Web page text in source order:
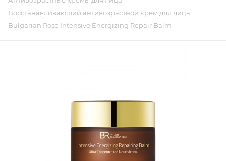
Восстанавливающий антивозрастной крем для лица
Bulgarian Rose Intensive Energizing Repair Balm